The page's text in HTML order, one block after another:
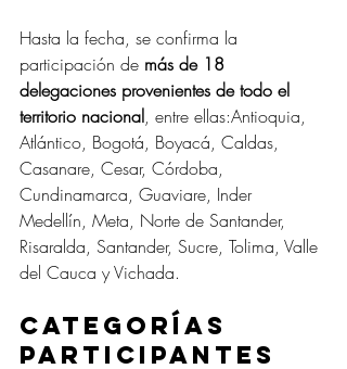
Hasta la fecha, se confirma la
participación de más de 18
delegaciones provenientes de todo el
territorio nacional, entre ellas:Antioquia,
Atlántico, Bogotá, Boyacá, Caldas,
Casanare, Cesar, Córdoba,
Cundinamarca, Guaviare, Inder
Medellín, Meta, Norte de Santander,
Risaralda, Santander, Sucre, Tolima, Valle
del Cauca y Vichada.
Categorías
participantes